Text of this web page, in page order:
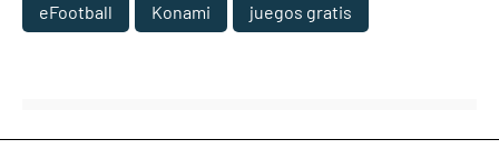
eFootball Konami juegos gratis